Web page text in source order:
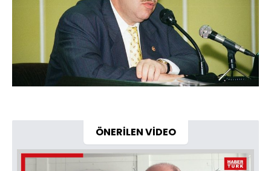
ÖNERİLEN VİDEO